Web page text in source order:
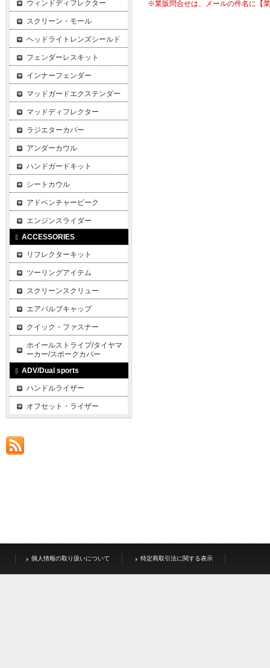
※業販問合せは、メールの件名に【
ウィンドディフレクター
スクリーン・モール
ヘッドライトレンズシールド
フェンダーレスキット
インナーフェンダー
マッドガードエクステンダー
マッドディフレクター
ラジエターカバー
アンダーカウル
ハンドガードキット
シートカウル
アドベンチャービーク
エンジンスライダー
ACCESSORIES
リフレクターキット
ツーリングアイテム
スクリーンスクリュー
エアバルブキャップ
クイック・ファスナー
ホイールストライプ/タイヤマ
ーカー/スポークカバー
ADV/Dual sports
ハンドルライザー
オフセット・ライザー
個人情報の取り扱いについて 特定商取引法に関する表示